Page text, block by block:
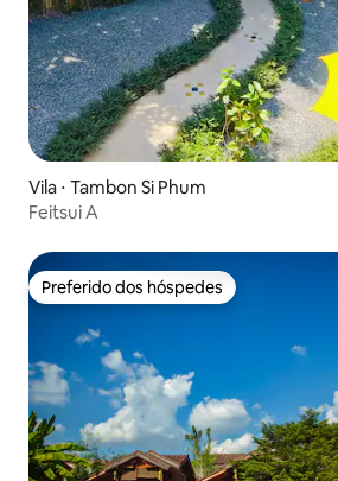
Vila ⋅ Tambon Si Phum
Feitsui A
Preferido dos hóspedes
Preferido dos hóspedes